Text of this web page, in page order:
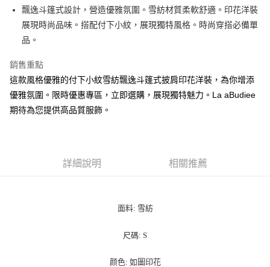
悠遊付
ATM付款
運送方式
付款後全家純取貨
每筆NT$100，滿NT$1,000(含以上)免運費
每筆NT$100，滿NT$1,000(含以上)免運費
飄逸斗篷式設計，營造優雅氛圍。雪紡材質柔軟舒適。印花洋裝
展現時尚品味。搭配付下小紋，展現獨特風格。時尚穿搭必備單
品。
銷售重點
這款風格優雅的付下小紋雪紡飄逸斗篷式披肩印花洋裝，為你增添
優雅氛圍。限時優惠專區，立即選購，展現獨特魅力。La aBudiee
期待為您提供高品質服飾。
詳細說明 相關推薦
面料: 雪紡
尺碼: S
颜色: 如圖印花